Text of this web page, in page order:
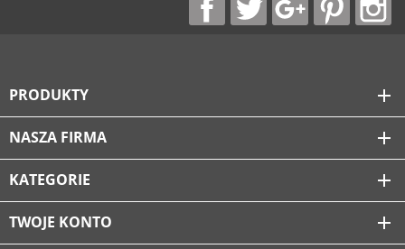
PRODUKTY add
NASZA FIRMA add
KATEGORIE add
TWOJE KONTO add